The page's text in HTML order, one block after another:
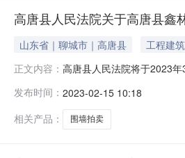
高唐县人民法院关于高唐县鑫
山东省｜聊城市｜高唐县 工程建筑
正文内容： 高唐县人民法院将于2023
拍价：14840元，保证金：
一
发布时间： 2023-02-15 10:18
相关产品：
围墙拍卖